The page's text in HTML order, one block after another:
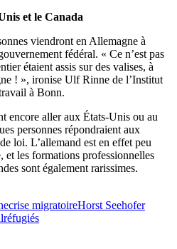
et le Canada
viendront en Allemagne à
fédéral. « Ce n’est pas
étaient assis sur des valises, à
! », ironise Ulf Rinne de l’Institut
à Bonn.
encore aller aux États-Unis ou au
personnes répondraient aux
loi. L’allemand est en effet peu
et les formations professionnelles
sont également rarissimes.
crise migratoireHorst Seehofer
réfugiés